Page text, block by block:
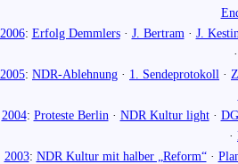
2006: Erfolg Demmlers· J. Bertram · J.
2005: NDR-Ablehnung · 1. Sendeprotokoll ·
2004: Proteste Berlin · NDR Kultur light·
·
2003: NDR Kultur mit halber „Reform“·